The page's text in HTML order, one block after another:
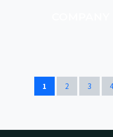
1 2
페이지 3
페이지